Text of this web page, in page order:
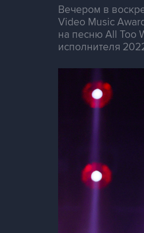
Вечером в
Video Music
на песню All Too
исполнителя